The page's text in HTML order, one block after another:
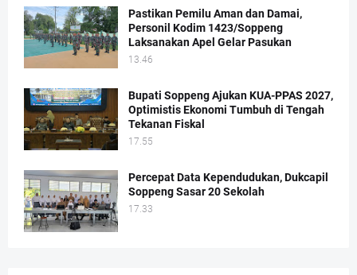
Pastikan Pemilu Aman dan Damai,
Personil Kodim 1423/Soppeng
Laksanakan Apel Gelar Pasukan
13.46
Bupati Soppeng Ajukan KUA-PPAS 2027,
Optimistis Ekonomi Tumbuh di Tengah
Tekanan Fiskal
17.55
Percepat Data Kependudukan, Dukcapil
Soppeng Sasar 20 Sekolah
17.33